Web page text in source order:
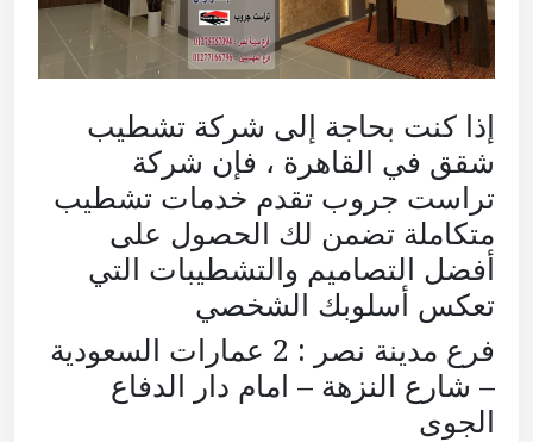
إذا كنت بحاجة إلى شركة تشطيب
شقق في القاهرة ، فإن شركة
تراست جروب تقدم خدمات تشطيب
متكاملة تضمن لك الحصول على
أفضل التصاميم والتشطيبات التي
تعكس أسلوبك الشخصي
فرع مدينة نصر : 2 عمارات السعودية
– شارع النزهة – امام دار الدفاع
الجوى